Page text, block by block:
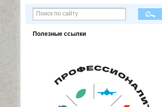
Полезные ссылки